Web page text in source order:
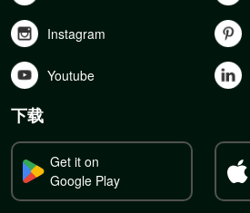
Instagram
Youtube
下载
Get it on
Google Play